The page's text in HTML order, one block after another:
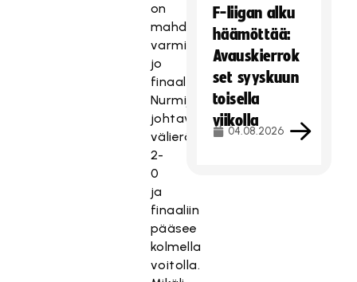
on
mahdollisuus
varmistaa
jo
finaalipaikkansa.
Nurmijärveläiset
johtavat
välieräsarjaa
2-
0
ja
finaaliin
pääsee
kolmella
voitolla.
F-liigan alku
häämöttää:
Avauskierrok
set syyskuun
toisella
viikolla
04.08.2026